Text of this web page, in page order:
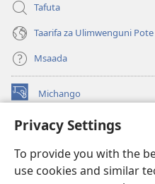
Privacy Settings
To provide you with the
use cookies and similar
Tafuta
Taarifa za Ulimwenguni Pote
Msaada
Michango
(opens
window)Watchtower MAKTABA
new
window)JW Hub ®
(opens